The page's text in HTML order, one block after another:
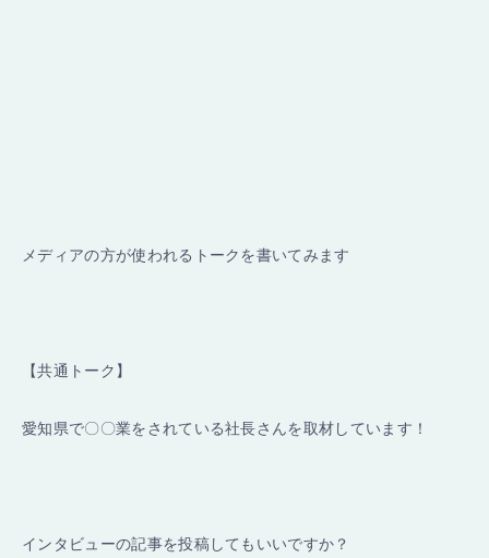
メディアの方が使われるトークを書いてみます
【共通トーク】
愛知県で〇〇業をされている社長さんを取材しています！
インタビューの記事を投稿してもいいですか？